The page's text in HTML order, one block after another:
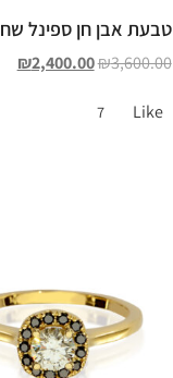
טבעת אבן חן ספינל
₪3,600.00
₪2,400.00
Like
7